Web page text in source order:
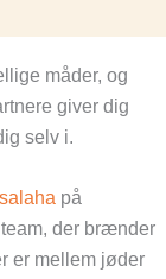
måder, og
giver dig
selv i.
på
der brænder
er mellem jøder